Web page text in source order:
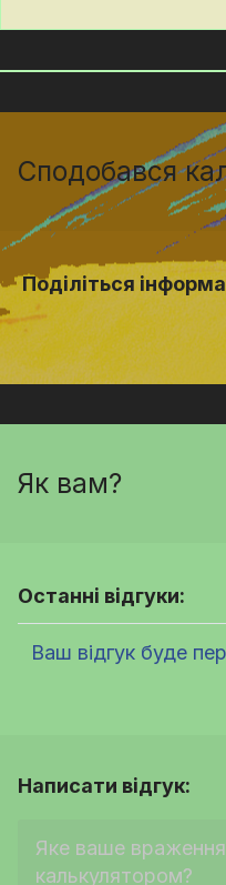
Сподобався
Поділіться
Як вам?
Останні відгуки:
Ваш відгук буде
Написати відгук: